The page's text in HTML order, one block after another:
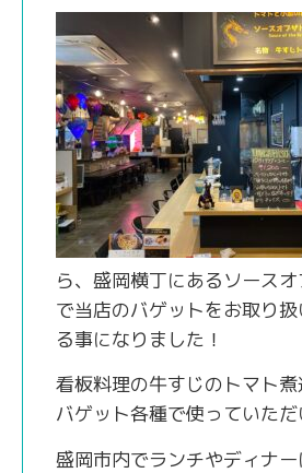
ら、盛岡横丁にあるソース
で当店のバゲットをお取り
る事になりました！
看板料理の牛すじのトマト
バゲット各種で使っていただ
盛岡市内でランチやディナー